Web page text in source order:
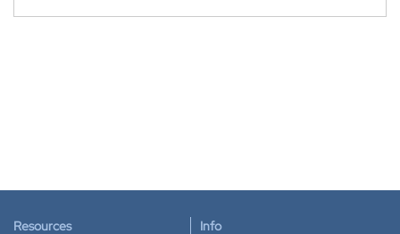
Resources Info